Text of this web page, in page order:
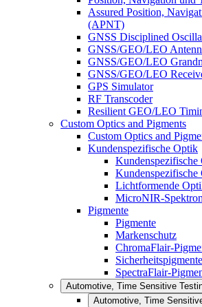
Assured Position,
(APNT)
GNSS Disciplined
GNSS/GEO/LEO
GNSS/GEO/LEO
GNSS/GEO/LEO
GPS Simulator
RF Transcoder
Resilient GEO/LEO
Custom Optics and Pigments
Custom Optics and
Kundenspezifische Optik
Kundenspezifische
Kundenspezifische
Lichtformende
MicroNIR-
Pigmente
Pigmente
Markenschutz
ChromaFlair-
Sicherheitspigmente
SpectraFlair-
Automotive, Time Sensitive
Automotive, Time